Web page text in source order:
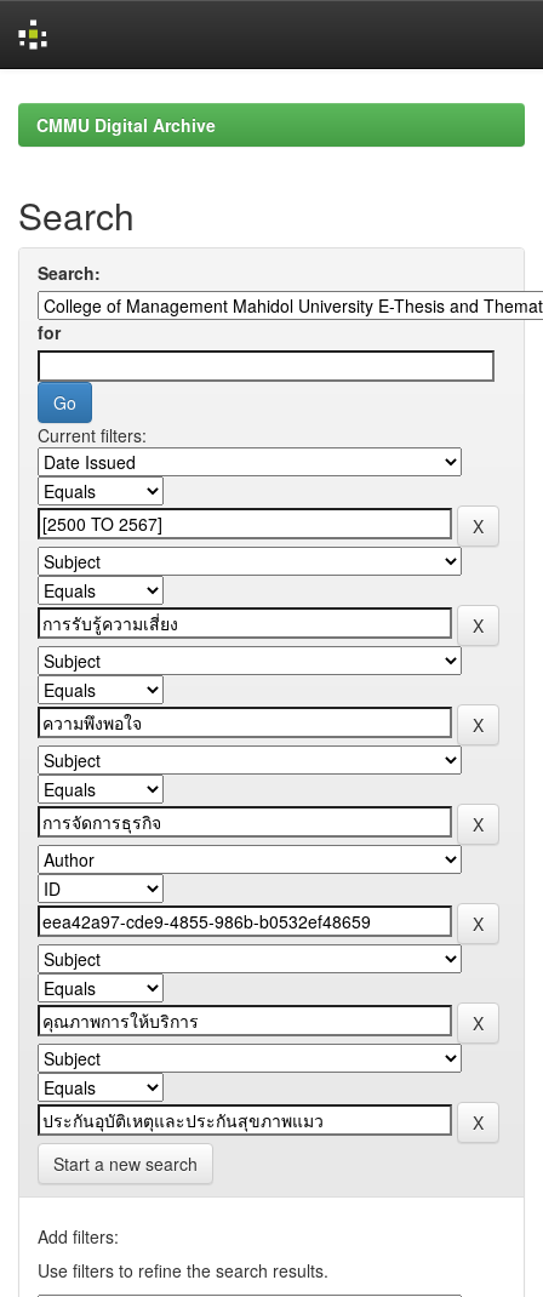
navigationCMMU Digital Archive
Search
Search:
for
Current filters:
Start a new search
Add filters:
Use filters to refine the search results.